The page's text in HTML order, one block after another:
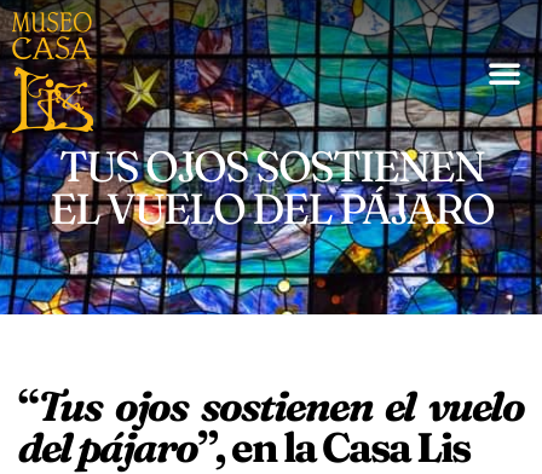
TUS OJOS SOSTIENEN
EL VUELO DEL PÁJARO
“Tus ojos sostienen el vuelo
del pájaro”,en la Casa Lis